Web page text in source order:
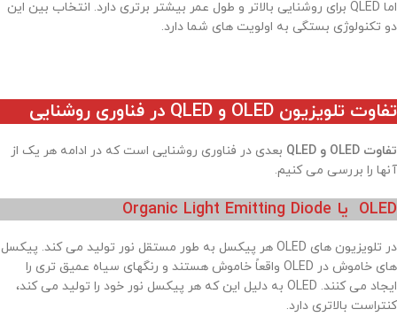
اما QLED برای روشنایی بالاتر و طول عمر بیشتر برتری دارد. انتخاب بین این
دو تکنولوژی بستگی به اولویت های شما دارد.
تفاوت تلویزیون OLED و QLED در فناوری روشنایی
تفاوت OLED و QLED
بعدی در فناوری روشنایی است که در ادامه هر یک از
آنها را بررسی می کنیم.
OLED یا Organic Light Emitting Diode
در تلویزیون های OLED هر پیکسل به طور مستقل نور تولید می کند. پیکسل
های خاموش در OLED واقعاً خاموش هستند و رنگهای سیاه عمیق تری را
ایجاد می کنند. OLED به دلیل این که هر پیکسل نور خود را تولید می کند،
کنتراست بالاتری دارد.